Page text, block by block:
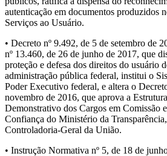
autenticação em documentos produzidos
Serviços ao Usuário.
• Decreto nº 9.492, de 5 de setembro de
nº 13.460, de 26 de junho de 2017, que
proteção e defesa dos direitos do usuário
administração pública federal, institui o
Poder Executivo federal, e altera o
novembro de 2016, que aprova a
Demonstrativo dos Cargos em Comissão
Confiança do Ministério da
Controladoria-Geral da União.
• Instrução Normativa nº 5, de 18 de